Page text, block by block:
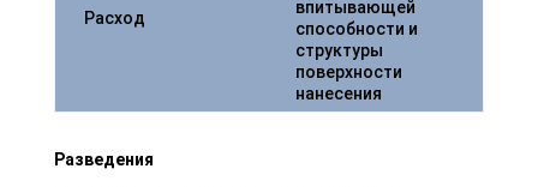
Расход
впитывающей
способности и
структуры
поверхности
нанесения
Разведения